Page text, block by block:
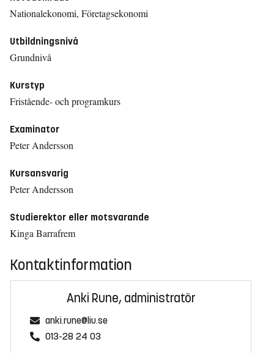
Nationalekonomi, Företagsekonomi
Utbildningsnivå
Grundnivå
Kurstyp
Fristående- och programkurs
Examinator
Peter Andersson
Kursansvarig
Peter Andersson
Studierektor eller motsvarande
Kinga Barrafrem
Kontaktinformation
Anki Rune, administratör
anki.rune@liu.se
013-28 24 03